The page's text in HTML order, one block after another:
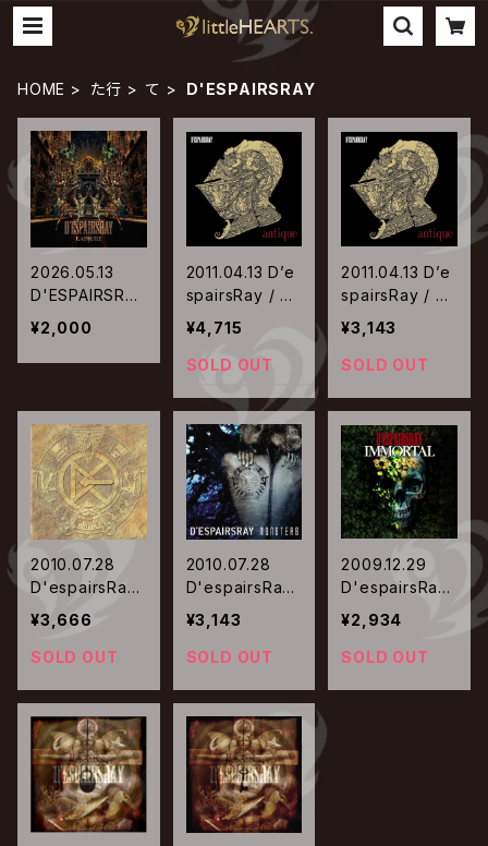
HOME た行 て D'ESPAIRSRAY
2026.05.13
D'ESPAIRSRAY
/ RAPTURE
¥2,000
2011.04.13 D’e
spairsRay / an
tique【初回生産
限定盤】
¥4,715
SOLD OUT
2011.04.13 D’e
spairsRay / an
tique【通常盤】
¥3,143
SOLD OUT
2010.07.28
D'espairsRay
/ MONSTERS
【初回限定盤】
¥3,666
SOLD OUT
2010.07.28
D'espairsRay
/ MONSTERS
【通常盤】
¥3,143
SOLD OUT
2009.12.29
D'espairsRay
/ IMMORTAL
¥2,934
SOLD OUT